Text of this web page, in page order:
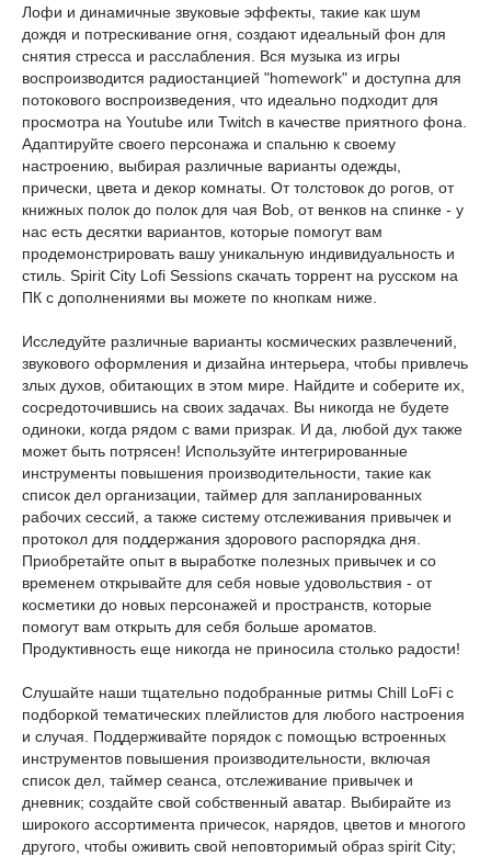
Лофи и динамичные звуковые эффекты, такие как шум
дождя и потрескивание огня, создают идеальный фон для
снятия стресса и расслабления. Вся музыка из игры
воспроизводится радиостанцией "homework" и доступна для
потокового воспроизведения, что идеально подходит для
просмотра на Youtube или Twitch в качестве приятного фона.
Адаптируйте своего персонажа и спальню к своему
настроению, выбирая различные варианты одежды,
прически, цвета и декор комнаты. От толстовок до рогов, от
книжных полок до полок для чая Bob, от венков на спинке - у
нас есть десятки вариантов, которые помогут вам
продемонстрировать вашу уникальную индивидуальность и
стиль. Spirit City Lofi Sessions скачать торрент на русском на
ПК с дополнениями вы можете по кнопкам ниже.
Исследуйте различные варианты космических развлечений,
звукового оформления и дизайна интерьера, чтобы привлечь
злых духов, обитающих в этом мире. Найдите и соберите их,
сосредоточившись на своих задачах. Вы никогда не будете
одиноки, когда рядом с вами призрак. И да, любой дух также
может быть потрясен! Используйте интегрированные
инструменты повышения производительности, такие как
список дел организации, таймер для запланированных
рабочих сессий, а также систему отслеживания привычек и
протокол для поддержания здорового распорядка дня.
Приобретайте опыт в выработке полезных привычек и со
временем открывайте для себя новые удовольствия - от
косметики до новых персонажей и пространств, которые
помогут вам открыть для себя больше ароматов.
Продуктивность еще никогда не приносила столько радости!
Слушайте наши тщательно подобранные ритмы Chill LoFi с
подборкой тематических плейлистов для любого настроения
и случая. Поддерживайте порядок с помощью встроенных
инструментов повышения производительности, включая
список дел, таймер сеанса, отслеживание привычек и
дневник; создайте свой собственный аватар. Выбирайте из
широкого ассортимента причесок, нарядов, цветов и многого
другого, чтобы оживить свой неповторимый образ spirit City;